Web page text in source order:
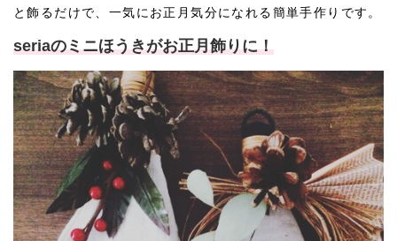
と飾るだけで、一気にお正月気分になれる簡単手作りです。
seriaのミニほうきがお正月飾りに！